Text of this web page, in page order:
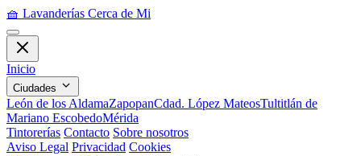
🧺 Lavanderías Cerca de Mi
Inicio
Ciudades
León de los AldamaZapopanCdad. López MateosTultitlán de
Mariano EscobedoMérida
Tintorerías Contacto Sobre nosotros
Aviso Legal Privacidad Cookies